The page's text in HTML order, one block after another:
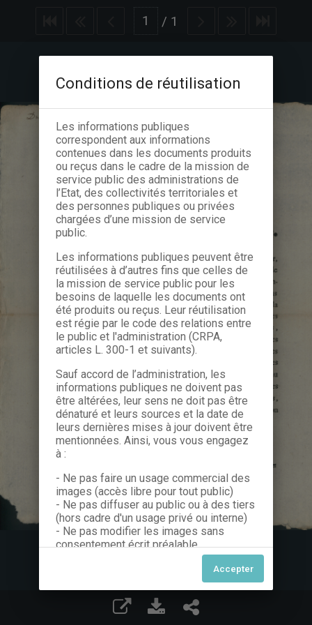
/ 1
Conditions de réutilisation
Les informations publiques
correspondent aux informations
contenues dans les documents produits
ou reçus dans le cadre de la mission de
service public des administrations de
l’Etat, des collectivités territoriales et
des personnes publiques ou privées
chargées d’une mission de service
public.
Les informations publiques peuvent être
réutilisées à d’autres fins que celles de
la mission de service public pour les
besoins de laquelle les documents ont
été produits ou reçus. Leur réutilisation
est régie par le code des relations entre
le public et l'administration (CRPA,
articles L. 300-1 et suivants).
Sauf accord de l’administration, les
informations publiques ne doivent pas
être altérées, leur sens ne doit pas être
dénaturé et leurs sources et la date de
leurs dernières mises à jour doivent être
mentionnées. Ainsi, vous vous engagez
à :
- Ne pas faire un usage commercial des
images (accès libre pour tout public)
- Ne pas diffuser au public ou à des tiers
(hors cadre d'un usage privé ou interne)
- Ne pas modifier les images sans
consentement écrit préalable
Dans le cas contraire, nous vous invitons
à nous contacter afin de solliciter le type
de Licence souhaitée parmi celles
proposées et le cas échéant, acquitter